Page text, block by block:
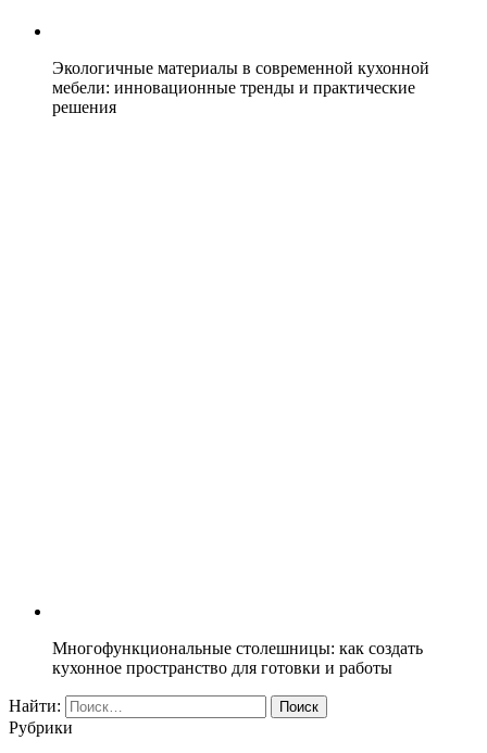
Экологичные материалы в современной кухонной
мебели: инновационные тренды и практические
решения
Многофункциональные столешницы: как создать
кухонное пространство для готовки и работы
Найти:
Рубрики